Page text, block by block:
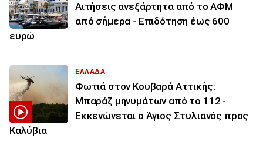
Αιτήσεις ανεξάρτητα από το ΑΦΜ
από σήμερα - Επιδότηση έως 600
ευρώ
ΕΛΛΑΔΑ
Φωτιά στον Κουβαρά Αττικής:
Μπαράζ μηνυμάτων από το 112 -
Εκκενώνεται ο Άγιος Στυλιανός προς
Καλύβια